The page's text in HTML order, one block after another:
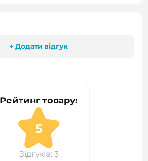
+ Додати відгук
Рейтинг товару:
5
Відгуків: 3